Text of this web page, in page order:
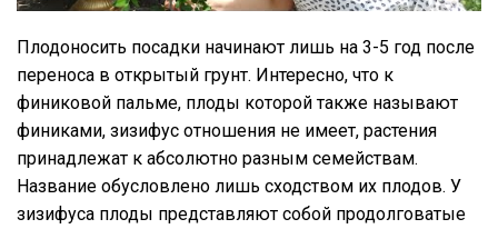
Плодоносить посадки начинают лишь на 3-5 год после
переноса в открытый грунт. Интересно, что к
финиковой пальме, плоды которой также называют
финиками, зизифус отношения не имеет, растения
принадлежат к абсолютно разным семействам.
Название обусловлено лишь сходством их плодов. У
зизифуса плоды представляют собой продолговатые